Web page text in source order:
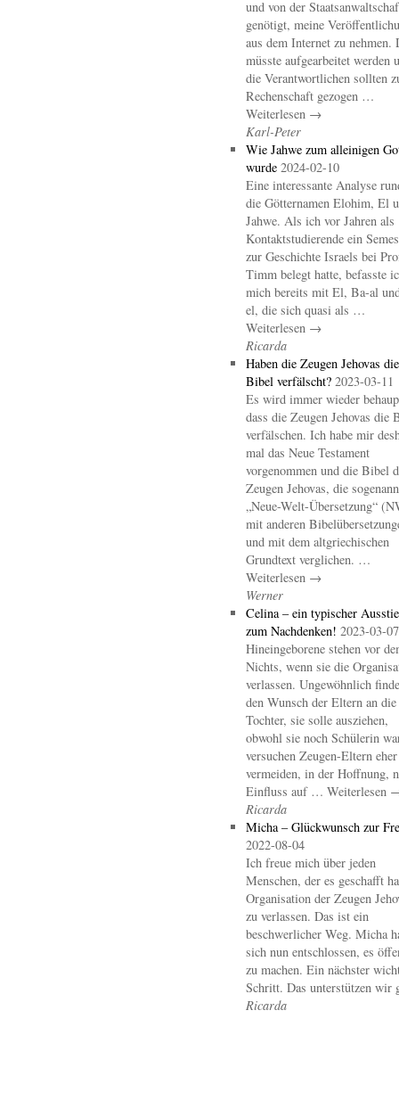
und von der
genötigt, meine
aus dem Internet zu nehmen.
müsste aufgearbeitet werden
die Verantwortlichen sollten
Rechenschaft gezogen …
Weiterlesen →
Karl-Peter
Wie Jahwe zum alleinigen
wurde 2024-02-10
Eine interessante Analyse
die Götternamen Elohim, El
Jahwe. Als ich vor Jahren als
Kontaktstudierende ein
zur Geschichte Israels bei
Timm belegt hatte, befasste
mich bereits mit El, Ba-al
el, die sich quasi als …
Weiterlesen →
Ricarda
Haben die Zeugen Jehovas die
Bibel verfälscht? 2023-03-11
Es wird immer wieder
dass die Zeugen Jehovas die
verfälschen. Ich habe mir
mal das Neue Testament
vorgenommen und die Bibel
Zeugen Jehovas, die
„Neue-Welt-Übersetzung“
mit anderen
und mit dem altgriechischen
Grundtext verglichen. …
Weiterlesen →
Werner
Celina – ein typischer
zum Nachdenken! 2023-03-07
Hineingeborene stehen vor
Nichts, wenn sie die
verlassen. Ungewöhnlich
den Wunsch der Eltern an die
Tochter, sie solle ausziehen,
obwohl sie noch Schülerin
versuchen Zeugen-Eltern
vermeiden, in der Hoffnung,
Einfluss auf … Weiterlesen
Ricarda
Micha – Glückwunsch zur
2022-08-04
Ich freue mich über jeden
Menschen, der es geschafft
Organisation der Zeugen
zu verlassen. Das ist ein
beschwerlicher Weg. Micha
sich nun entschlossen, es
zu machen. Ein nächster
Schritt. Das unterstützen wir
Ricarda